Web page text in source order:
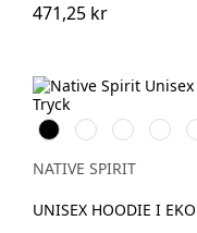
471,25 kr
Svart Ivory Organic
Khaki
Wet
Sand
NATIVE SPIRIT
UNISEX HOODIE I